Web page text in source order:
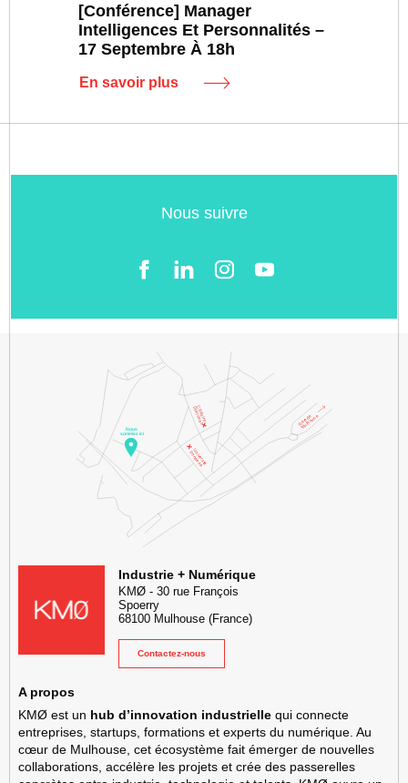
[Conférence] Manager
Intelligences Et Personnalités –
17 Septembre À 18h
En savoir plus
Nous suivre
KMØ Hub d’innovation industrielle et lieu événementiel au cœur
Industrie + Numérique
KMØ- 30 rue François
Spoerry
68100 Mulhouse (France)
Contactez-nous
A propos
KMØ est un hub d’innovation industrielle qui connecte
entreprises, startups, formations et experts du numérique. Au
cœur de Mulhouse, cet écosystème fait émerger de nouvelles
collaborations, accélère les projets et crée des passerelles